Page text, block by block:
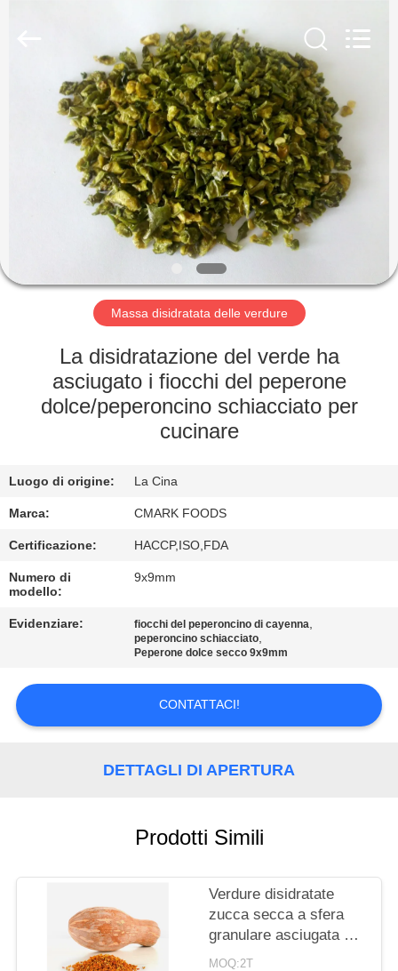
CASA.
PRODOTTI
VISITA
FABBRICA
CONTROLLO
CONTATTACI
NOTIZIE
CASI
CHIEDI UN
PREVENTIVO
NORME
SULLA
PRIVACY
Massa disidratata delle verdure
La disidratazione del verde ha
asciugato i fiocchi del peperone
dolce/peperoncino schiacciato per
cucinare
Luogo di origine: La Cina
Marca: CMARK FOODS
Certificazione: HACCP,ISO,FDA
Numero di
modello:
9x9mm
Evidenziare: fiocchi del peperoncino di cayenna,
peperoncino schiacciato,
Peperone dolce secco 9x9mm
CONTATTACI!
DETTAGLI DI APERTURA
Prodotti Simili
Verdure disidratate
zucca secca a sfera
granulare asciugata ad
aria
MOQ:2T